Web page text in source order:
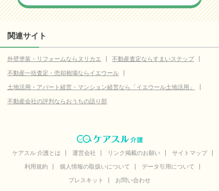
関連サイト
外壁塗装・リフォームならヌリカエ
不動産査定ならすまいステップ
不動産一括査定・売却相場ならイエウール
土地活用・アパート経営・マンション経営なら「イエウール土地活用」
不動産会社の評判ならおうちの語り部
ケアスル 介護とは 運営会社 リンク掲載のお願い
サイトマップ
利用規約
個人情報の取扱いについて
データ引用について
プレスキット
お問い合わせ